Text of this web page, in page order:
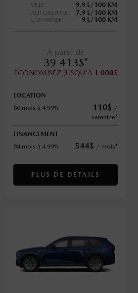
VILLE:
9.9 L/100 KM
AUTOROUTE:
7.9 L/100 KM
COMBINÉE:
9 L/100 KM
À partir de
39 413$*
ÉCONOMISEZ JUSQU'À 1 000$
LOCATION
60 mois à 4.99%
110$ /
semaine*
FINANCEMENT
84 mois à 4.99%
544$ / mois*
PLUS DE DÉTAILS